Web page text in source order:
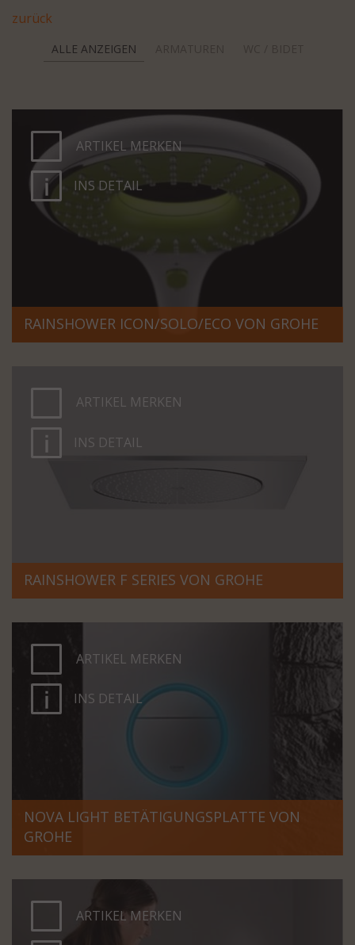
zurück
ALLE ANZEIGEN
ARTIKEL MERKEN
INS DETAIL
RAINSHOWER ICON/SOLO/ECO VON GROHE
ARTIKEL MERKEN
INS DETAIL
RAINSHOWER F SERIES VON GROHE
ARTIKEL MERKEN
INS DETAIL
NOVA LIGHT BETÄTIGUNGSPLATTE VON
GROHE
ARTIKEL MERKEN